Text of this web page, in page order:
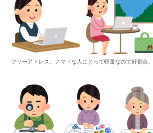
フリーアドレス、ノマドな人にとって軽量なので好都合。